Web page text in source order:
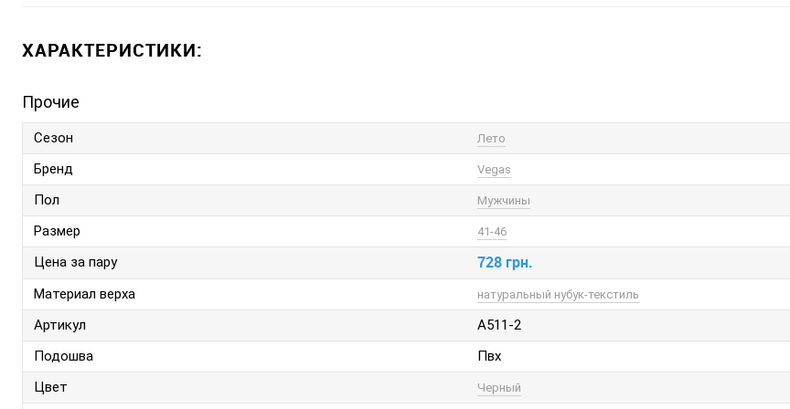
ХАРАКТЕРИСТИКИ:
Прочие
Сезон Лето
Бренд Vegas
Пол Мужчины
Размер 41-46
Цена за пару 728 грн.
Материал верха натуральный нубук-текстиль
Артикул
A511-2
Подошва
Пвх
Цвет
Черный